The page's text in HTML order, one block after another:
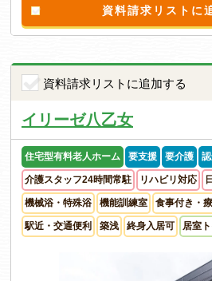
資料請求リストに
資料請求リストに追加する
イリーゼ八乙女
住宅型有料老人ホーム 要支援 要介護
介護スタッフ24時間常駐 リハビリ対応
機械浴・特殊浴 機能訓練室 食事付き・
駅近・交通便利 築浅 終身入居可 居室